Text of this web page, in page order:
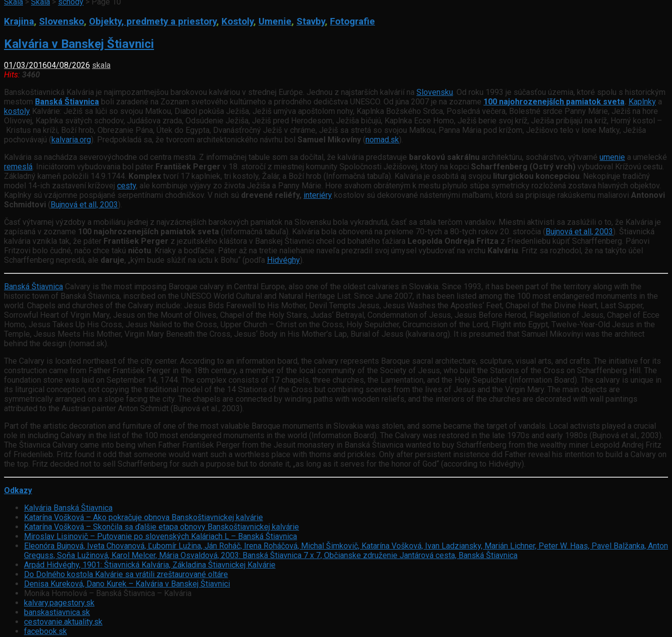
Krajina, Slovensko, Objekty, predmety a priestory, Kostoly, Umenie, Stavby, Fotografie
Kalvária v Banskej Štiavnici
01/03/201604/08/2026 skala
Hits: 3460
Banskoštiavnická Kalvária je najimpozantnejšou barokovou kalváriou v strednej Európe. Jednou z najstarších kalvárií na Slovensku. Od roku 1993 je súčasťou územia, ktoré spolu s historickým
mestom Banská Štiavnica boli zaradené na Zoznam svetového kultúrneho a prírodného dedičstva UNESCO. Od júna 2007 je na zozname 100 najohrozenejších pamiatok sveta. Kaplnky a
kostoly Kalvárie: Ježiš sa lúči so svojou Matkou, Diabol pokúša Ježiša, Ježiš umýva apoštolom nohy, Kaplnka Božského Srdca, Posledná večera, Bolestné srdce Panny Márie, Ježiš na hore
Olivovej, Kaplnka svätých schodov, Judášova zrada, Odsúdenie Ježiša, Ježiš pred Herodesom, Ježiša bičujú, Kaplnka Ecce Homo, Ježiš berie svoj kríž, Ježiša pribíjajú na kríž, Horný kostol –
Kristus na kríži, Boží hrob, Obrezanie Pána, Útek do Egypta, Dvanásťročný Ježiš v chráme, Ježiš sa stretá so svojou Matkou, Panna Mária pod krížom, Ježišovo telo v lone Matky, Ježiša
pochovávajú (kalvaria.org). Predpokladá sa, že tvorcom architektonického návrhu bol Samuel Mikovíny (nomad.sk).
Kalvária sa nachádza severovýchodne od centra mesta. Z informačnej tabule som sa dočítal, že kalvária predstavuje barokovú sakrálnu architektúru, sochárstvo, výtvarné umenie a umelecké
remeslá. Iniciátorom vybudovania bol páter František Perger v 18. storočí z miestnej komunity Spoločnosti Ježišovej, ktorý na kopci Scharffenberg (Ostrý vrch) vybudoval Krížovú cestu.
Základný kameň položili 14.9.1744. Komplex tvorí 17 kaplniek, tri kostoly, Žalár, a Boží hrob (Informačná tabuľa). Kalvária je osobitá aj svojou liturgickou koncepciou. Nekopíruje tradičný
model 14-ich zastavení krížovej cesty, ale kombinuje výjavy zo života Ježiša a Panny Márie. Hore svahom obráteným k mestu plynulo stúpa symetricky rozložená zostava hlavných objektov.
Kaplnky sú vzájomne pospájané serpentínami chodníčkov. V nich sú drevené reliéfy, interiéry kostolov sú dekorované nástennými maľbami, ktorá sa pripisuje rakúskemu maliarovi Antonovi
Schmidtovi ( Bujnová et all, 2003).
Časť výtvarnej výzdoby a mobiliáru jednej z najvzácnejších barokových pamiatok na Slovensku bola vykradnutá, časť sa stala terčom vandalov. Miestni aktivisti sa zaslúžili o to, že Kalvária je
zapísaná v zozname 100 najohrozenejších pamiatok sveta (Informačná tabuľa). Kalvária bola obnovená na prelome 70-tych a 80-tych rokov 20. storočia ( Bujnová et all, 2003). Štiavnická
kalvária vznikla tak, že páter František Perger z jezuitského kláštora v Banskej Štiavnici chcel od bohatého ťažiara Leopolda Ondreja Fritza z Friedenliebu kúpiť Scharffenberg. Pánovi
Fritzovi bolo čudné, načo chce takú ničotu. Kriaky a bodľačie. Páter až na tretie naliehanie naveľa prezradil svoj úmysel vybudovať na vrchu Kalváriu. Fritz sa rozhodol, že na takýto účel
Scharffenberg nepredá, ale daruje, „kým bude slúžiť na úctu k Bohu“ (podľa Hidvéghy).
Banská Štiavnica Calvary is the most imposing Baroque calvary in Central Europe, also one of the oldest calvaries in Slovakia. Since 1993, it has been part of the territory along with the
historic town of Banská Štiavnica, inscribed on the UNESCO World Cultural and Natural Heritage List. Since June 2007, it has been listed among the 100 most endangered monuments in the
world. Chapels and churches of the Calvary include: Jesus Bids Farewell to His Mother, Devil Tempts Jesus, Jesus Washes the Apostles‘ Feet, Chapel of the Divine Heart, Last Supper,
Sorrowful Heart of Virgin Mary, Jesus on the Mount of Olives, Chapel of the Holy Stairs, Judas‘ Betrayal, Condemnation of Jesus, Jesus Before Herod, Flagellation of Jesus, Chapel of Ecce
Homo, Jesus Takes Up His Cross, Jesus Nailed to the Cross, Upper Church – Christ on the Cross, Holy Sepulcher, Circumcision of the Lord, Flight into Egypt, Twelve-Year-Old Jesus in the
Temple, Jesus Meets His Mother, Virgin Mary Beneath the Cross, Jesus‘ Body in His Mother’s Lap, Burial of Jesus (kalvaria.org). It is presumed that Samuel Mikovínyi was the architect
behind the design (nomad.sk).
The Calvary is located northeast of the city center. According to an information board, the calvary represents Baroque sacral architecture, sculpture, visual arts, and crafts. The initiative for its
construction came from Father František Perger in the 18th century, a member of the local community of the Society of Jesus, who built the Stations of the Cross on Scharffenberg Hill. The
foundation stone was laid on September 14, 1744. The complex consists of 17 chapels, three churches, the Lamentation, and the Holy Sepulcher (Information Board). The calvary is unique in
its liturgical conception, not copying the traditional model of the 14 Stations of the Cross but combining scenes from the lives of Jesus and the Virgin Mary. The main objects are
symmetrically arranged on a slope facing the city. The chapels are connected by winding paths with wooden reliefs, and the interiors of the churches are decorated with wall paintings
attributed to the Austrian painter Anton Schmidt (Bujnová et al., 2003).
Part of the artistic decoration and furniture of one of the most valuable Baroque monuments in Slovakia was stolen, and some became the target of vandals. Local activists played a crucial
role in including Calvary in the list of the 100 most endangered monuments in the world (Information Board). The Calvary was restored in the late 1970s and early 1980s (Bujnová et al., 2003).
The Štiavnica Calvary came into being when Father František Perger from the Jesuit monastery in Banská Štiavnica wanted to buy Scharffenberg from the wealthy miner Leopold Andrej Fritz
of Friedenlieb. Fritz found it odd that someone would want such a worthless place with thorns and prickles. Only after persistent insistence did Father reveal his intention to build a Calvary on
the top. Fritz decided not to sell Scharffenberg for such a purpose but to donate it, „as long as it serves for the honor of God“ (according to Hidvéghy).
Odkazy
Kalvária Banská Štiavnica
Katarína Vošková – Ako pokračuje obnova Banskoštiavnickej kalvárie
Katarína Vošková – Skončila sa ďalšie etapa obnovy Banskoštiavnickej kalvárie
Miroslav Lisinovič – Putovanie po slovenských Kaláriach L – Banská Štiavnica
Eleonóra Bujnová, Iveta Chovanová, Ľubomír Lužina, Ján Roháč, Irena Roháčová, Michal Šimkovič, Katarína Vošková, Ivan Ladziansky, Marián Lichner, Peter W. Haas, Pavel Balžanka, Anton
Greguss, Soňa Lužinová, Karol Melcer, Mária Osvaldová, 2003: Banská Štiavnica 7 x 7, Občianske združenie Jantárová cesta, Banská Štiavnica
Arpád Hidvéghy, 1901: Štiavnická Kalvária, Základina Štiavnickej Kalvárie
Do Dolného kostola Kalvárie sa vrátili zreštaurované oltáre
Denisa Kureková, Dano Kurek – Kalvária v Banskej Štiavnici
Monika Homolová – Banská Štiavnica – Kalvária
kalvary.pagestory.sk
banskastiavnica.sk
cestovanie.aktuality.sk
facebook.sk